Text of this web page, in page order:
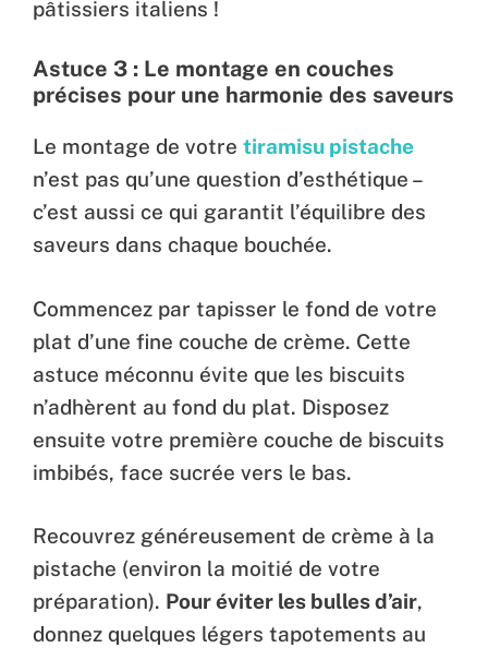
pâtissiers italiens !
Astuce 3 : Le montage en couches
précises pour une harmonie des saveurs
Le montage de votre tiramisu pistache
n’est pas qu’une question d’esthétique –
c’est aussi ce qui garantit l’équilibre des
saveurs dans chaque bouchée.
Commencez par tapisser le fond de votre
plat d’une fine couche de crème. Cette
astuce méconnu évite que les biscuits
n’adhèrent au fond du plat. Disposez
ensuite votre première couche de biscuits
imbibés, face sucrée vers le bas.
Recouvrez généreusement de crème à la
pistache (environ la moitié de votre
préparation). Pour éviter les bulles d’air,
donnez quelques légers tapotements au